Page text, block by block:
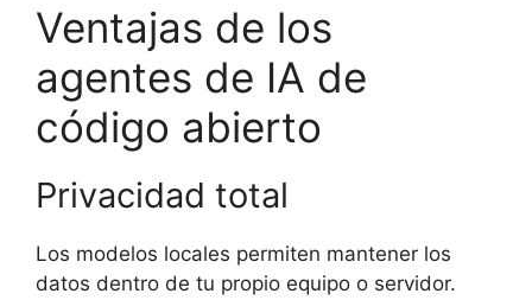
Ventajas de los
agentes de IA de
código abierto
Privacidad total
Los modelos locales permiten mantener los
datos dentro de tu propio equipo o servidor.